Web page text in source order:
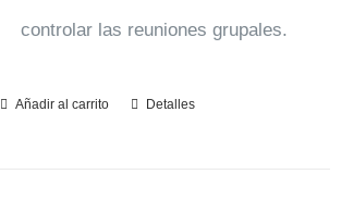
controlar las reuniones grupales.
Añadir al carrito Detalles